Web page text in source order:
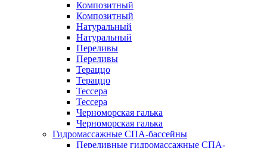
Композитный
Композитный
Натуральный
Натуральный
Переливы
Переливы
Тераццо
Тераццо
Тессера
Тессера
Черноморская галька
Черноморская галька
Гидромассажные СПА-бассейны
Переливные гидромассажные СПА-